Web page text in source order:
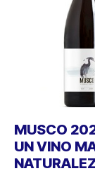
MUSCO
UN VINO